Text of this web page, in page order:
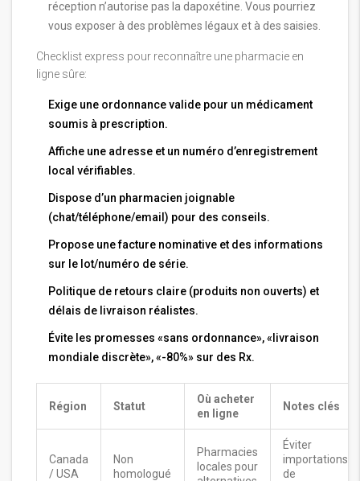
réception n’autorise pas la dapoxétine. Vous pourriez
vous exposer à des problèmes légaux et à des saisies.
Checklist express pour reconnaître une pharmacie en
ligne sûre:
Exige une ordonnance valide pour un médicament
soumis à prescription.
Affiche une adresse et un numéro d’enregistrement
local vérifiables.
Dispose d’un pharmacien joignable
(chat/téléphone/email) pour des conseils.
Propose une facture nominative et des informations
sur le lot/numéro de série.
Politique de retours claire (produits non ouverts) et
délais de livraison réalistes.
Évite les promesses «sans ordonnance», «livraison
mondiale discrète», «-80%» sur des Rx.
Région Statut
Où acheter
en ligne
Notes clés
Canada
/ USA
Non
homologué
Pharmacies
locales pour
Éviter
importations
de